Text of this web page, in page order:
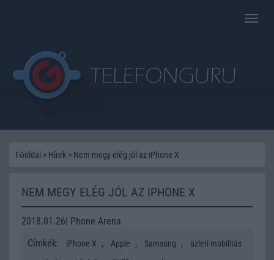
Toggle
Főoldal > Hírek > Nem megy elég jól az iPhone X
NEM MEGY ELÉG JÓL AZ IPHONE X
2018.01.26| Phone Arena
Címkék:
iPhone X , Apple , Samsung , üzleti mobilitás